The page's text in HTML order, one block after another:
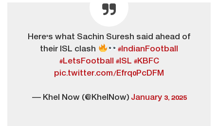
Here's what Sachin Suresh said ahead of
their ISL clash
#IndianFootball
#LetsFootball
#ISL #KBFC
pic.twitter.com/Efrq0PcDFM
— Khel Now (@KhelNow) January 3, 2025